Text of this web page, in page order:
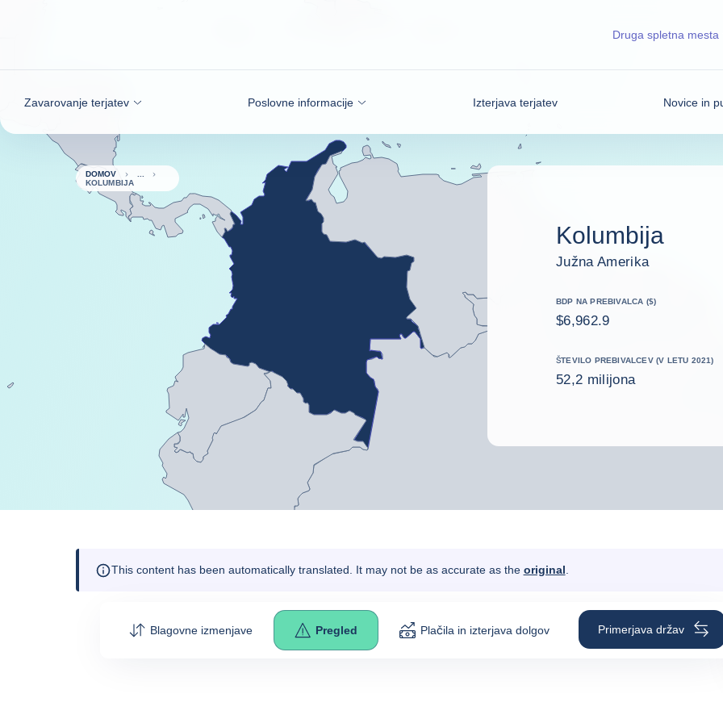
Zavarovanje terjatev Poslovne informacije Izterjava terjatev Novice in
Druga spletna mesta
DOMOV
KOLUMBIJA
Kolumbija
Južna Amerika
BDP NA PREBIVALCA ($)
$6,962.9
ŠTEVILO PREBIVALCEV (V LETU 2021)
52,2 milijona
This content has been automatically translated. It may not be as accurate as the original
Blagovne izmenjave Pregled Plačila in izterjava dolgov Primerjava držav